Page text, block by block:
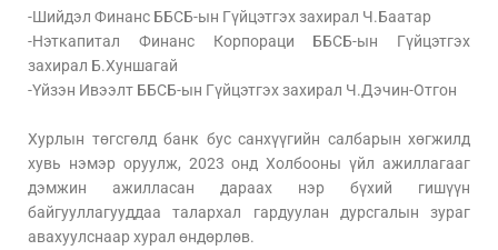
-Шийдэл Финанс ББСБ-ын Гүйцэтгэх захирал Ч.Баатар
-Нэткапитал Финанс Корпораци ББСБ-ын Гүйцэтгэх
захирал Б.Хуншагай
-Үйзэн Ивээлт ББСБ-ын Гүйцэтгэх захирал Ч.Дэчин-Отгон
Хурлын төгсгөлд банк бус санхүүгийн салбарын хөгжилд
хувь нэмэр оруулж, 2023 онд Холбооны үйл ажиллагааг
дэмжин ажилласан дараах нэр бүхий гишүүн
байгууллагууддаа талархал гардуулан дурсгалын зураг
авахуулснаар хурал өндөрлөв.